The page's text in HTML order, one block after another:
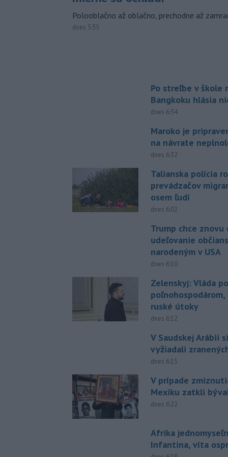
Polooblačno až oblačno, prechodne až
dnes 5:35
Po streľbe v škole
Bangkoku hlásia
dnes 6:34
Maroko je
na návrate
dnes 6:32
Talianska polícia
prevádzačov
osem ľudí
dnes 6:02
Trump chce
udeľovanie
narodeným v USA
dnes 6:10
Zelenskyj: Vláda
ruské útoky
dnes 6:12
V Saudskej Arábii
vyžiadali
dnes 6:15
V prípade
Mexiku zatkli
dnes 6:22
Afrika
Infantina, víta